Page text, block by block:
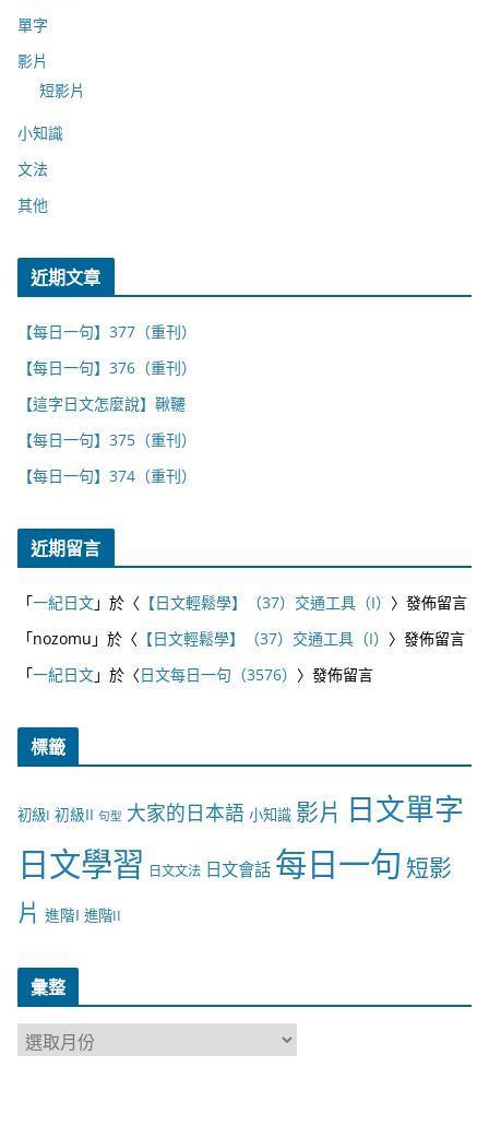
單字
影片
短影片
小知識
文法
其他
近期文章
【每日一句】377（重刊）
【每日一句】376（重刊）
【這字日文怎麼說】鞦韆
【每日一句】375（重刊）
【每日一句】374（重刊）
近期留言
「一紀日文」於〈 【日文輕鬆學】（37）交通工具（I） 〉發佈留言
「nozomu 」於〈 【日文輕鬆學】（37）交通工具（I） 〉發佈留言
「一紀日文」於〈日文每日一句（3576） 〉發佈留言
標籤
初級I 初級II 句型 大家的日本語 小知識 影片 日文單字
日文學習 日文文法 日文會話 每日一句 短影
片 進階I 進階II
彙整
彙
整